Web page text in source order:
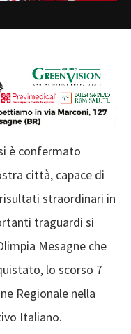
è confermato
città, capace di
straordinari in
traguardi si
Mesagne che
lo scorso 7
Regionale nella
Italiano.